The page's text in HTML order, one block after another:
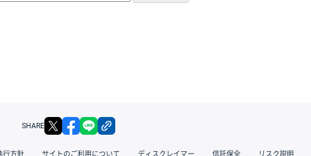
SHARE X facebook
行方針 サイトのご利用について ディスクレイマー 信託保全 リスク説明